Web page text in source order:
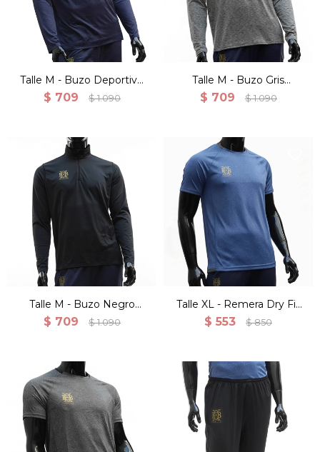
Talle M - Buzo Deportivo
Ligero Con Cierre
$ 709 $ 1.090
Talle M - Buzo Gris
Deportivo Ligero Con
$ 709 $ 1.090
Talle M - Buzo Negro
Deportivo Ligero Con
$ 709 $ 1.090
Talle XL - Remera Dry Fit
Manga Corta Para Hombre
$ 553 $ 850